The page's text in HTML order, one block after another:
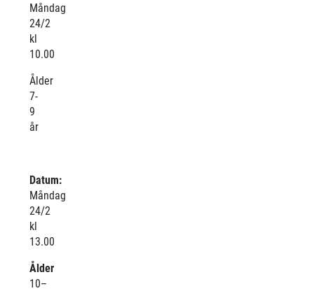
Måndag
24/2
kl
10.00
Ålder
7-
9
år
Datum:
Måndag
24/2
kl
13.00
Ålder
10–